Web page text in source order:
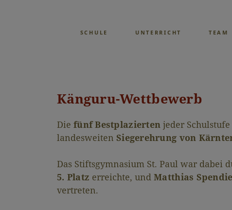
SCHULE UNTERRICHT TEAM
Känguru-Wettbewerb
Die fünf Bestplazierten jeder
landesweiten Siegerehrung von
Das Stiftsgymnasium St. Paul war dabei
5. Platz erreichte, undMatthias
vertreten.